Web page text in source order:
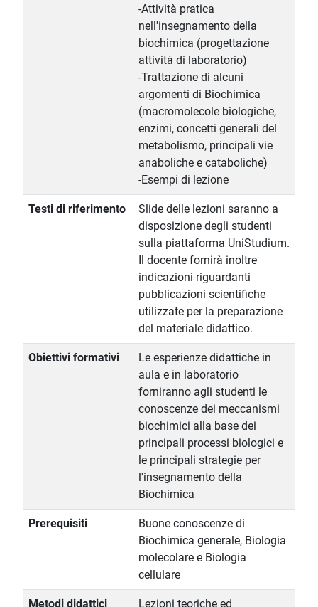
-Attività pratica
nell'insegnamento della
biochimica (progettazione
attività di laboratorio)
-Trattazione di alcuni
argomenti di Biochimica
(macromolecole biologiche,
enzimi, concetti generali del
metabolismo, principali vie
anaboliche e cataboliche)
-Esempi di lezione
Testi di riferimento
Slide delle lezioni saranno a
disposizione degli studenti
sulla piattaforma UniStudium.
Il docente fornirà inoltre
indicazioni riguardanti
pubblicazioni scientifiche
utilizzate per la preparazione
del materiale didattico.
Obiettivi formativi
Le esperienze didattiche in
aula e in laboratorio
forniranno agli studenti le
conoscenze dei meccanismi
biochimici alla base dei
principali processi biologici e
le principali strategie per
l'insegnamento della
Biochimica
Prerequisiti
Buone conoscenze di
Biochimica generale, Biologia
molecolare e Biologia
cellulare
Metodi didattici Lezioni teoriche ed